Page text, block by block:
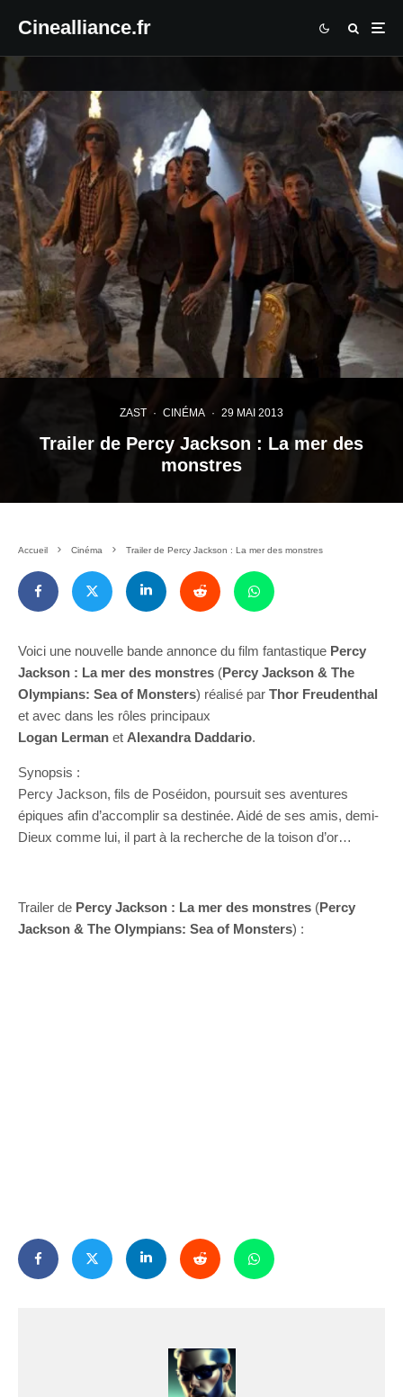
Cinealliance.fr
ZAST · CINÉMA · 29 MAI 2013
Trailer de Percy Jackson : La mer des
monstres
Accueil Cinéma Trailer de Percy Jackson : La mer des monstres
Voici une nouvelle bande annonce du film fantastique Percy
Jackson : La mer des monstres (Percy Jackson & The
Olympians: Sea of Monsters) réalisé par Thor Freudenthal
et avec dans les rôles principaux
Logan Lerman et Alexandra Daddario.
Synopsis :
Percy Jackson, fils de Poséidon, poursuit ses aventures
épiques afin d’accomplir sa destinée. Aidé de ses amis, demi-
Dieux comme lui, il part à la recherche de la toison d’or…
Trailer de Percy Jackson : La mer des monstres (Percy
Jackson & The Olympians: Sea of Monsters) :